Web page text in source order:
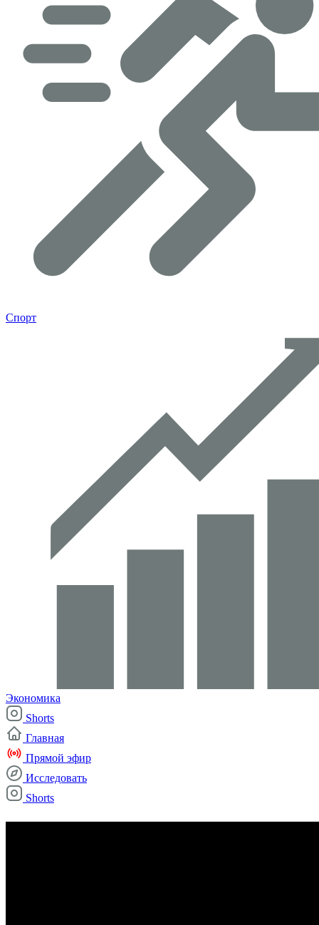
Спорт
Экономика
Shorts
Главная
Прямой эфир
Исследовать
Shorts